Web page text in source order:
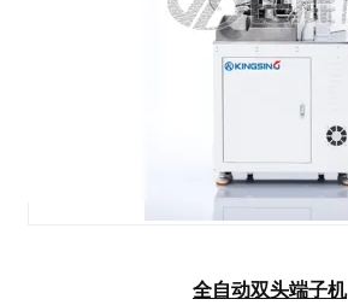
全自动双头端子机